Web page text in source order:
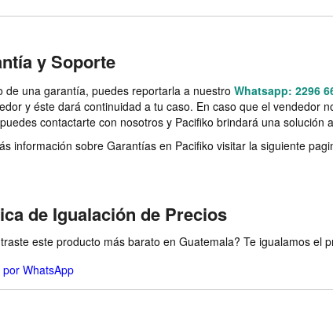
y Soporte
de una garantía, puedes reportarla a nuestro Whatsapp: 2296
y éste dará continuidad a tu caso. En caso que el vendedor
contactarte con nosotros y Pacifiko brindará una solución
información sobre Garantías en Pacifiko visitar la siguiente
de Igualación de Precios
este producto más barato en Guatemala? Te igualamos el
por WhatsApp